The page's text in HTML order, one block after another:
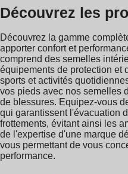
Découvrez les
Découvrez la gamme
apporter confort et
comprend des semelles
équipements de protection et
sports et activités
vos pieds avec nos semelles
de blessures. Equipez-vous
qui garantissent l'évacuation
frottements, évitant ainsi les
de l'expertise d'une marque
vous permettant de vous
performance.